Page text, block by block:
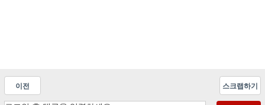
이전 스크랩하기